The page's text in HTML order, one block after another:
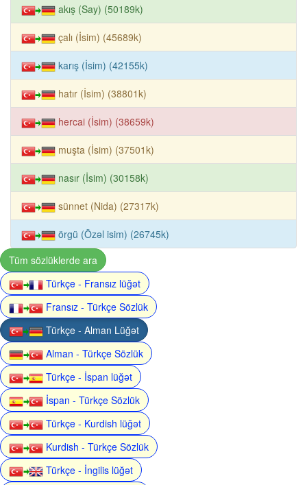
akış (Say) (50189k)
çalı (İsim) (45689k)
karış (İsim) (42155k)
hatır (İsim) (38801k)
hercai (İsim) (38659k)
muşta (İsim) (37501k)
nasır (İsim) (30158k)
sünnet (Nida) (27317k)
örgü (Özəl isim) (26745k)
Tüm sözlüklerde ara
Türkçe - Fransız lüğət
Fransız - Türkçe Sözlük
Türkçe - Alman Lüğət
Alman - Türkçe Sözlük
Türkçe - İspan lüğət
İspan - Türkçe Sözlük
Türkçe - Kurdish lüğət
Kurdish - Türkçe Sözlük
Türkçe - İngilis lüğət